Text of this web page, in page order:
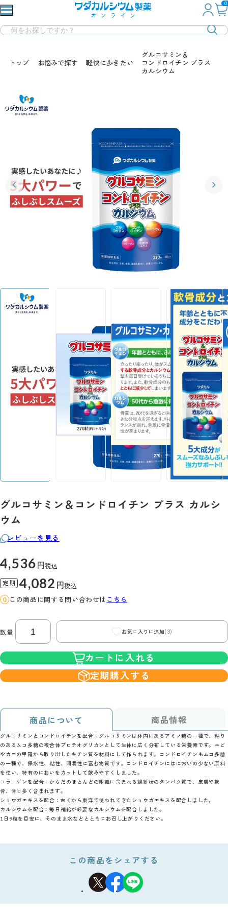
0
トップ お悩みで探す 軽快に歩きたい
グルコサミン＆
コンドロイチン プラス
カルシウム
グルコサミン＆コンドロイチン プラス カルシ
ウム
レビューを見る
4,536 円税込
定期 4,082 円税込
この商品に関する問い合わせは こちら
数量 お気に入りに追加(3)
カートに入れる
定期購入する
商品について 商品情報
グルコサミンとコンドロイチンを配合：グルコサミンは体内にあるアミノ糖の一種で、粘り
のあるムコ多糖の複合体プロテオグリカンとして生体に広く分布している栄養素です。エビ
やカニの甲羅から取り出したキチン質を材料にして作られます。コンドロイチンもムコ多糖
の一種で、保水性、粘性、潤滑性に富む物質です。コンドロイチンにはにおいの少ない原料
を使い、特有のにおいをカットして飲みやすくしました。
コラーゲンを配合：からだのほとんどの組織に含まれる線維状のタンパク質で、皮膚や軟
骨、骨に多く含まれます。
ショウガエキスを配合：古くから東洋で使われてきたショウガエキスを配合しました｡
カルシウムを配合：毎日補給が必要なカルシウムを配合しました。
1日9粒を目安に、そのまま水などとともにお召し上がりください。
この商品をシェアする